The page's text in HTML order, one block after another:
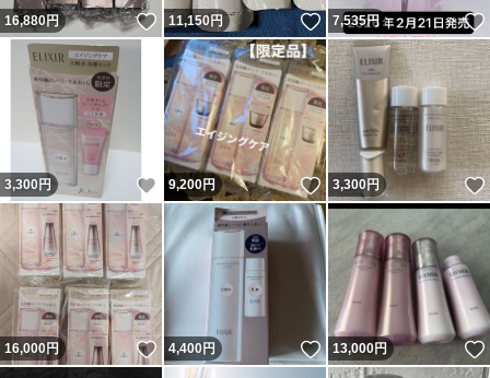
16,880円 いいね！
11,150円 いいね！
7,535円
3,300円 いいね！
9,200円 いいね！
3,300円
16,000円 いいね！
4,400円 いいね！
13,000円